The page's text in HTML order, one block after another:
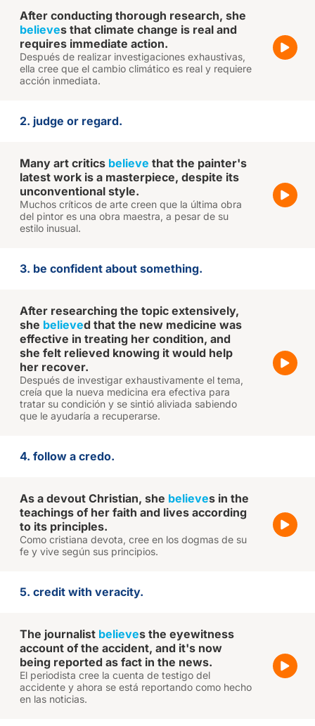
After conducting thorough research, she
believes that climate change is real and
requires immediate action.
Después de realizar investigaciones exhaustivas,
ella cree que el cambio climático es real y requiere
acción inmediata.
2. judge or regard.
Many art critics believe that the painter's
latest work is a masterpiece, despite its
unconventional style.
Muchos críticos de arte creen que la última obra
del pintor es una obra maestra, a pesar de su
estilo inusual.
3. be confident about something.
After researching the topic extensively,
she believed that the new medicine was
effective in treating her condition, and
she felt relieved knowing it would help
her recover.
Después de investigar exhaustivamente el tema,
creía que la nueva medicina era efectiva para
tratar su condición y se sintió aliviada sabiendo
que le ayudaría a recuperarse.
4. follow a credo.
As a devout Christian, she believes in the
teachings of her faith and lives according
to its principles.
Como cristiana devota, cree en los dogmas de su
fe y vive según sus principios.
5. credit with veracity.
The journalist believes the eyewitness
account of the accident, and it's now
being reported as fact in the news.
El periodista cree la cuenta de testigo del
accidente y ahora se está reportando como hecho
en las noticias.